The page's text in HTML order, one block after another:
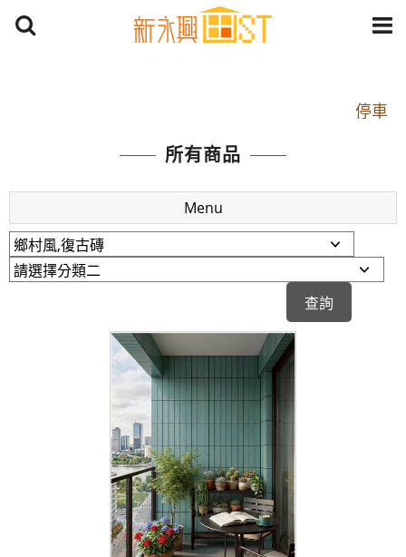
停車
捷運： 中和線【頂溪站 2 號出口】往中山路1段139
原Line已滿 無法加Line好友 請親愛的客戶加入
LINE官方帳號@a0975005573
開車：中山路1段 到永平路路口(樂華夜市口)門口可
停車
捷運： 中和線【頂溪站 2 號出口】往中山路1段139
原Line已滿 無法加Line好友 請親愛的客戶加入
LINE官方帳號@a0975005573
所有商品
Menu